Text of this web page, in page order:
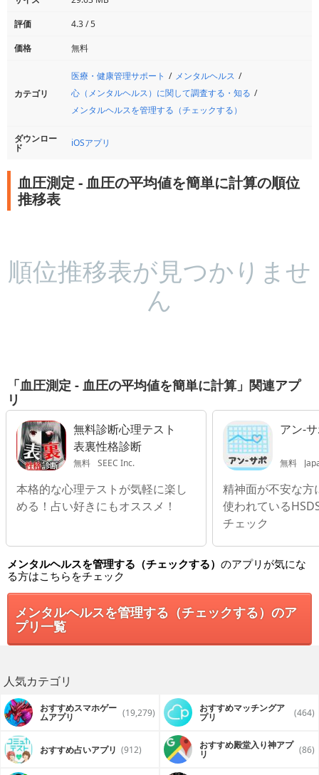
評価
4.3 / 5
価格
無料
カテゴリ
医療・健康管理サポート
メンタルヘルス
心（メンタルヘルス）に関して調査する・知る
メンタルヘルスを管理する（チェックする）
ダウンロー
ド iOSアプリ
血圧測定 - 血圧の平均値を簡単に計算の順位
推移表
順位推移表が見つかりませ
ん
「血圧測定 - 血圧の平均値を簡単に計算」関連アプ
リ
無料診断心理テスト
表裏性格診断
無料 SEEC Inc.
本格的な心理テストが気軽に楽し
める！占い好きにもオススメ！
アン-
無料
精神面が不安な方
使われている
チェック
メンタルヘルスを管理する（チェックする） のアプリが気にな
る方はこちらをチェック
メンタルヘルスを管理する（チェックする）のア
プリ一覧
人気カテゴリ
おすすめスマホゲー
ムアプリ (19,279) おすすめマッチングア
プリ (464)
おすすめ占いアプリ (912) おすすめ殿堂入り神アプ
リ (86)